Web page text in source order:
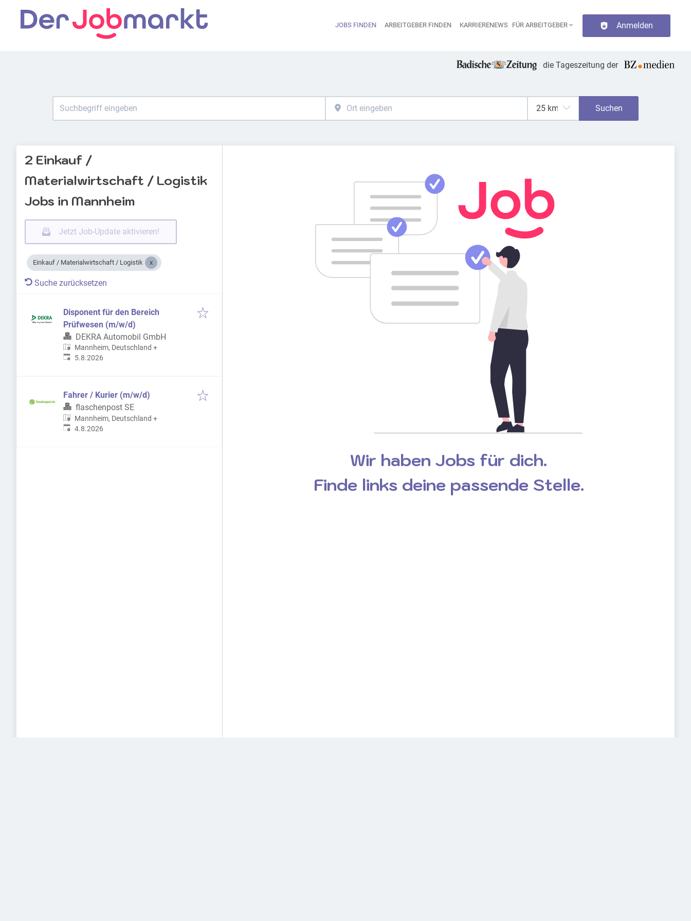
Haupt-Navigation
JOBS FINDEN ARBEITGEBER FINDEN KARRIERENEWS FÜR ARBEITGEBER Anmelden
die Tageszeitung der
Suchen
2 Einkauf /
Materialwirtschaft / Logistik
Jobs in Mannheim
Jetzt Job-Update aktivieren!
Einkauf / Materialwirtschaft / Logistik
Suche zurücksetzen
Disponent für den Bereich
Prüfwesen (m/w/d)
DEKRA Automobil GmbH
Mannheim, Deutschland +
Veröffentlicht
5.8.2026
Fahrer / Kurier (m/w/d)
flaschenpost SE
Mannheim, Deutschland +
Veröffentlicht
4.8.2026
Wir haben Jobs für dich.
Finde links deine passende Stelle.